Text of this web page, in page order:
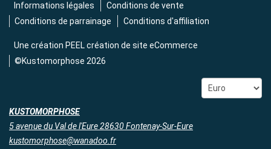
Informations légales
Conditions de vente
Conditions de parrainage
Conditions d'affiliation
Une création PEEL création de site eCommerce
©Kustomorphose 2026
KUSTOMORPHOSE
5 avenue du Val de l'Eure 28630 Fontenay-Sur-Eure
kustomorphose@wanadoo.fr